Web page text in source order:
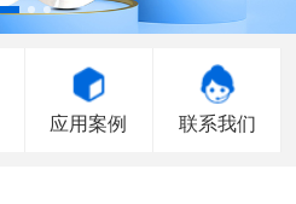
应用案例 联系我们